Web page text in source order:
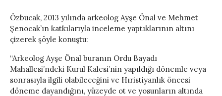
Özbucak, 2013 yılında arkeolog Ayşe Önal ve Mehmet
Şenocak’ın katkılarıyla inceleme yaptıklarının altını
çizerek şöyle konuştu:
“Arkeolog Ayşe Önal buranın Ordu Bayadı
Mahallesi’ndeki Kurul Kalesi’nin yapıldığı dönemle veya
sonrasıyla ilgili olabileceğini ve Hıristiyanlık öncesi
döneme dayandığını, yüzeyde ot ve yosunların altında